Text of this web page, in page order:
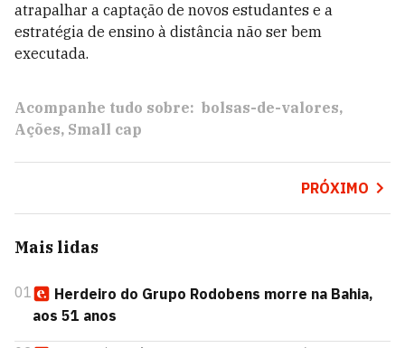
atrapalhar a captação de novos estudantes e a
estratégia de ensino à distância não ser bem
executada.
Acompanhe tudo sobre: bolsas-de-valores
Ações Small cap
PRÓXIMO
Mais lidas
01
Herdeiro do Grupo Rodobens morre na Bahia,
aos 51 anos